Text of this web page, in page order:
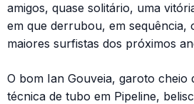
amigos, quase solitário, uma
em que derrubou, em sequência,
maiores surfistas dos próximos
O bom Ian Gouveia, garoto cheio
técnica de tubo em Pipeline,